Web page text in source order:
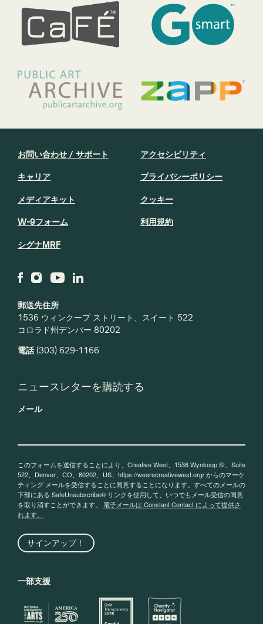
郵送先住所
1536 ウィンクープ ストリート、スイート 522
コロラド州デンバー 80202
電話(303) 629-1166
お問い合わせ / サポート
キャリア
メディアキット
W-9フォーム
シグナMRF
アクセシビリティ
プライバシーポリシー
クッキー
利用規約
ニュースレターを購読する
メール
このフォームを送信することにより、Creative West、1536 Wynkoop St、Suite
522、Denver、CO、80202、US、https://wearecreativewest.org/ からのマーケ
ティング メールを受信することに同意することになります。すべてのメールの
下部にある SafeUnsubscribe® リンクを使用して、いつでもメール受信の同意
を取り消すことができます。 電子メールは Constant Contact によって提供さ
れます。
サインアップ！
一部支援